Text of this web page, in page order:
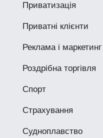
Приватизація
Приватні клієнти
Реклама і маркетинг
Роздрібна торгівля
Спорт
Страхування
Судноплавство